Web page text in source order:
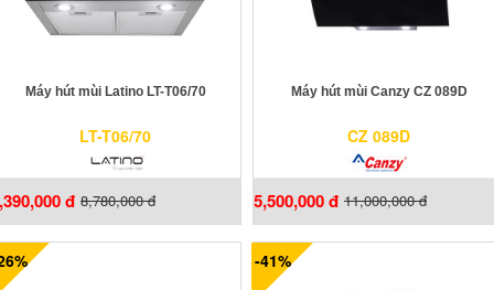
Máy hút mùi Latino LT-T06/70
LT-T06/70
đ 8,780,000 đ
Máy hút mùi Canzy CZ 089D
CZ 089D
5,500,000 đ 11,000,000 đ
-41%